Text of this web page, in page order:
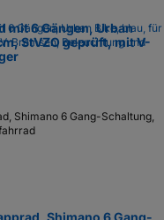
mit 6 Gängen, Urban
StVZO geprüft, mit V-
Shimano 6 Gang-Schaltung,